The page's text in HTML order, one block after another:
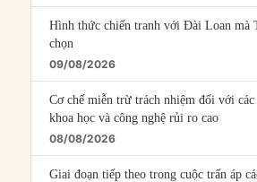
Hình thức chiến tranh với Đài Loan mà
chọn
09/08/2026
Cơ chế miễn trừ trách nhiệm đối với
khoa học và công nghệ rủi ro cao
08/08/2026
Giai đoạn tiếp theo trong cuộc trấn áp